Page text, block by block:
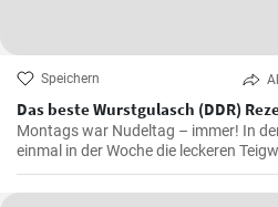
Speichern
Das beste Wurstgulasch (DDR)
Montags war Nudeltag – immer! In
einmal in der Woche die leckeren
Wurstgulasch .Das Gulasch mit
sättigend und lecker auch als